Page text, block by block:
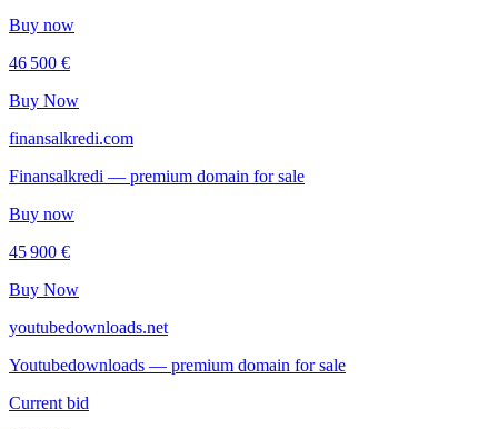
Buy now
46 500 €
Buy Now
finansalkredi.com
Finansalkredi — premium domain for sale
Buy now
45 900 €
Buy Now
youtubedownloads.net
Youtubedownloads — premium domain for sale
Current bid